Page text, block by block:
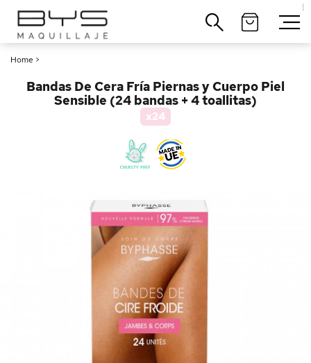
|
Home >
Bandas De Cera Fría Piernas y Cuerpo Piel
Sensible (24 bandas + 4 toallitas)
x24
Cerrar